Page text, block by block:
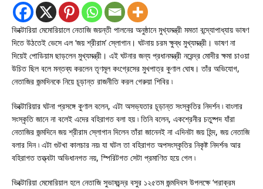
ভিক্টোরিয়া মেমোরিয়ালে নেতাজি জয়ন্তী পালনের অনুষ্ঠানে মুখ্যমন্ত্রী মমতা বন্দ্যোপাধ্যায় ভাষণ
দিতে উঠতেই ভেসে এল ‘জয় শ্রীরাম’ স্লোগান। ঘটনায় চরম ক্ষুব্ধ মুখ্যমন্ত্রী। ভাষণ না
দিয়েই পোডিয়াম ছাড়লেন মুখ্যমন্ত্রী। এই ঘটনার জন্য প্রধানমন্ত্রী নরেন্দ্র মোদীর ক্ষমা চাওয়া
উচিত ছিল বলে মন্তব্য করলেন তৃণমূল কংগ্রেসের মুখপাত্র কুণাল ঘোষ। তাঁর অভিযোগ,
নেতাজির জন্মদিনকে নিয়ে চূড়ান্ত রাজনীতি করল গেরুয়া শিবির ৷
ভিক্টোরিয়ার ঘটনা প্রসঙ্গে কুণাল বলেন, এটা অসভ্যতার চূড়ান্ত সংস্কৃতির নিদর্শন ৷ বাংলার
সংস্কৃতি জানে না বলেই এদের বহিরাগত বলা হয় ৷ তিনি বলেন, একশ্রেনীর চতুষ্পদ যাঁরা
নেতাজির জন্মদিনে জয় শ্রীরাম স্লোগান দিলেন তাঁরা জানেনই না এদিনটা জয় হিন্দ, জয় নেতাজি
বলার দিন ৷ এটা গুটখা কালচার নয়৷ যা ঘটল তা বহিরাগত অপসংস্কৃতির নিকৃষ্ট নিদর্শন৷ আর
বহিরাগত তত্ত্বটা অভিধানগত নয়, স্পিরিটগত সেটা প্রমাণিত হয়ে গেল ৷
ভিক্টোরিয়া মেমোরিয়াল হলে নেতাজি সুভাষচন্দ্র বসুর ১২৫তম জন্মদিবস উপলক্ষে ‘‌পরাক্রম